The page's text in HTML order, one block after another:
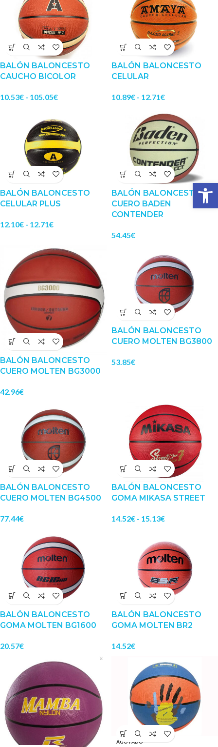
BALÓN BALONCESTO
CAUCHO BICOLOR
10.53€ - 105.05€
BALÓN BALONCESTO
CELULAR
10.89€ - 12.71€
BALÓN BALONCESTO
CELULAR PLUS
12.10€ - 12.71€
BALÓN BALONCESTO
CUERO BADEN
CONTENDER
54.45€
BALÓN BALONCESTO
CUERO MOLTEN BG3000
42.96€
BALÓN BALONCESTO
CUERO MOLTEN BG3800
53.85€
BALÓN BALONCESTO
CUERO MOLTEN BG4500
77.44€
BALÓN BALONCESTO
GOMA MIKASA STREET
14.52€ - 15.13€
BALÓN BALONCESTO
GOMA MOLTEN BG1600
20.57€
BALÓN BALONCESTO
GOMA MOLTEN BR2
14.52€
AGOTADO
Abrir